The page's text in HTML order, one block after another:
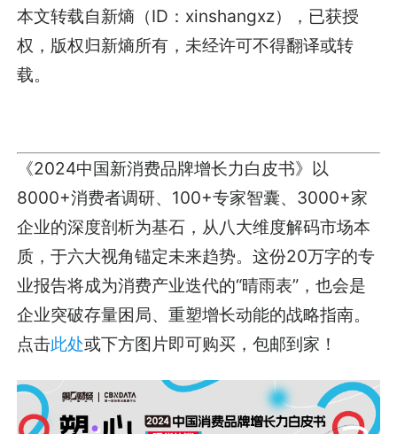
本文转载自新熵（ID：xinshangxz），已获授
权，版权归新熵所有，未经许可不得翻译或转
载。
《2024中国新消费品牌增长力白皮书》以
8000+消费者调研、100+专家智囊、3000+家
企业的深度剖析为基石，从八大维度解码市场本
质，于六大视角锚定未来趋势。这份20万字的专
业报告将成为消费产业迭代的“晴雨表”，也会是
企业突破存量困局、重塑增长动能的战略指南。
点击此处或下方图片即可购买，包邮到家！